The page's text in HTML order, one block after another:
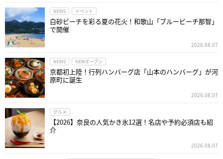
NEWS イベント
白砂ビーチを彩る夏の花火！和歌山「ブルービーチ那智」
で開催
2026.08.07
NEWS NEWオープン
京都初上陸！行列ハンバーグ店「山本のハンバーグ」が河
原町に誕生
2026.08.07
グルメ
【2026】奈良の人気かき氷12選！名店や予約必須店も紹
介
2026.08.07